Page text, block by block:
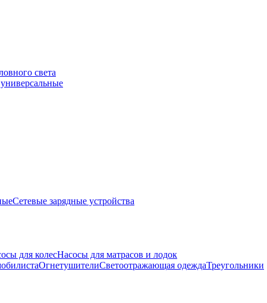
света
Сетевые зарядные устройства
для колесНасосы для матрасов и лодок
ОгнетушителиСветоотражающая одеждаТреугольники